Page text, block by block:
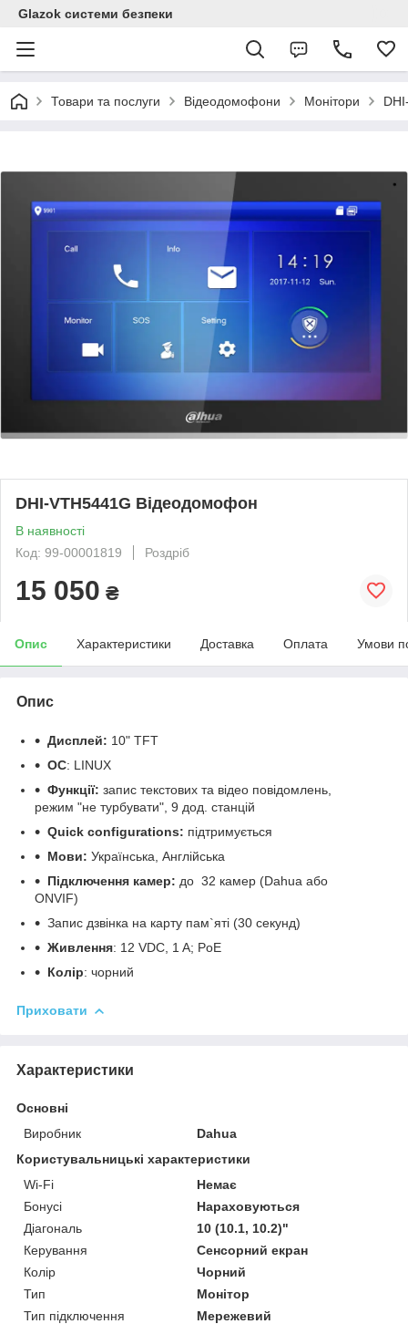
Glazok системи безпеки
Товари та послуги Відеодомофони Монітори
DHI-VTH5441G Відеодомофон
В наявності
Код: 99-00001819
Роздріб
15 050 ₴
Опис Характеристики Доставка Оплата Умови
Опис
Дисплей: 10" TFT
ОС: LINUX
Функції: запис текстових та відео повідомлень,
режим "не турбувати", 9 дод. станцій
Quick configurations: підтримується
Мови: Українська, Англійська
Підключення камер: до 32 камер (Dahua або
ONVIF)
Запис дзвінка на карту пам`яті (30 секунд)
Живлення: 12 VDC, 1 A; PoE
Колір: чорний
Приховати
Характеристики
Основні
Виробник
Dahua
Користувальницькі характеристики
Wi-Fi
Немає
Бонусі
Нараховуються
Діагональ
10 (10.1, 10.2)"
Керування
Сенсорний екран
Колір
Чорний
Тип
Монітор
Тип підключення
Мережевий